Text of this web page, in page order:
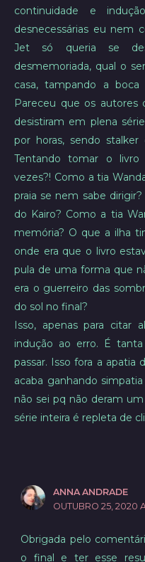
continuidade e
desnecessárias eu nem
Jet só queria se
desmemoriada, qual o
casa, tampando a
Pareceu que os autores
desistiram em plena
por horas, sendo
Tentando tomar o livro
vezes?! Como a tia
praia se nem sabe
do Kairo? Como a tia
memória? O que a ilha
onde era que o livro
pula de uma forma que
era o guerreiro das
do sol no final?
Isso, apenas para citar
indução ao erro. É
passar. Isso fora a apatia
acaba ganhando
não sei pq não deram
série inteira é repleta de
ANNA ANDRADE
OUTUBRO 25, 2020
Obrigada pelo
o final e ter esse